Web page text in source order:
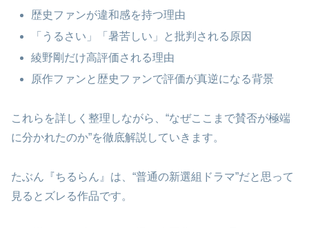
歴史ファンが違和感を持つ理由
「うるさい」「暑苦しい」と批判される原因
綾野剛だけ高評価される理由
原作ファンと歴史ファンで評価が真逆になる背景
これらを詳しく整理しながら、“なぜここまで賛否が極端
に分かれたのか”を徹底解説していきます。
たぶん『ちるらん』は、“普通の新選組ドラマ”だと思って
見るとズレる作品です。